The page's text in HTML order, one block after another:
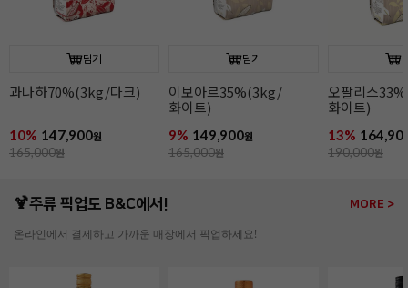
담기
과나하70%(3kg/다크)
10% 147,900원
165,000원
담기
이보아르35%(3kg/
화이트)
9% 149,900원
165,000원
오팔리스
화이트)
13%
190,000원
🍹주류 픽업도 B&C에서! MORE >
온라인에서 결제하고 가까운 매장에서 픽업하세요!